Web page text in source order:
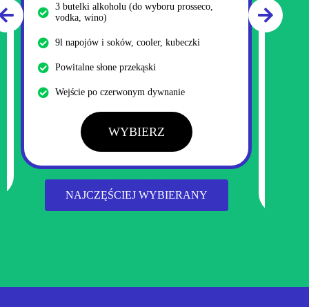
3 butelki alkoholu (do wyboru prosseco,
vodka, wino)
9l napojów i soków, cooler, kubeczki
Powitalne słone przekąski
Wejście po czerwonym dywnanie
WYBIERZ
NAJCZĘŚCIEJ WYBIERANY